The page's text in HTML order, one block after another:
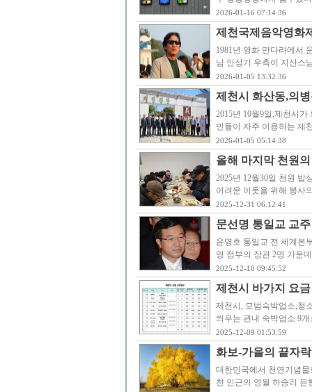
2026-01-16 07:14:36
제천국제음악영화
1981년 영화 만다라에서
님 안성기 우측이 지산스
2026-01-05 13:32:36
제천시 화산동,의
2015년 10월9일,제천시
민들이 자주 이용하는 제
2026-01-05 05:14:38
올해 마지막 천원
2025년 12월30일 천원 밥
어려운 이웃을 위해 봉사
2025-12-31 06:12:41
문선명 통일교 교
윤영호 통일교 전 세계본
명 정부의 장관 2명 가운
2025-12-10 09:45:52
제천시 바가지 요
제천시, 모범숙박업소,청
씌우는 관내 숙박업소 9
2025-12-09 01:53:59
화보-가을의 끝자
대한민국에서 천연기념
천 인근의 영월 하송리